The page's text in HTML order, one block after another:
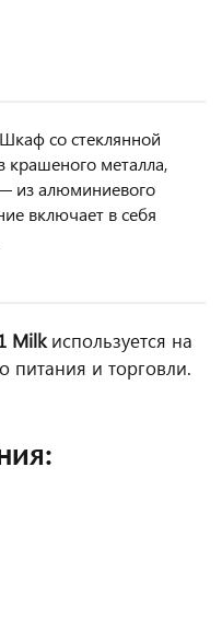
со стеклянной
металла,
из алюминиевого
включает в себя
Milkиспользуется на
питания и торговли.